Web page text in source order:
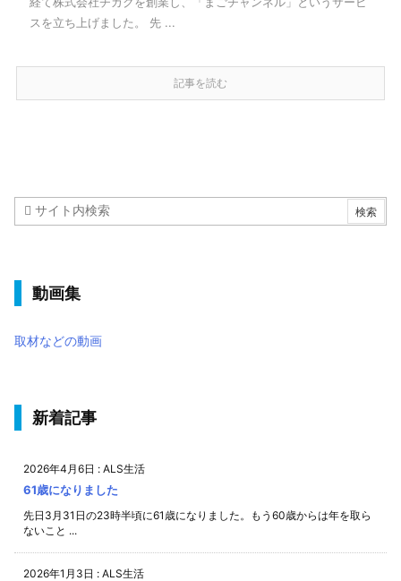
スを立ち上げました。 先 ...
記事を読む
動画集
取材などの動画
新着記事
2026年4月6日 : ALS生活
61歳になりました
先日3月31日の23時半頃に61歳になりました。もう60歳からは年を取ら
ないこと ...
2026年1月3日 : ALS生活